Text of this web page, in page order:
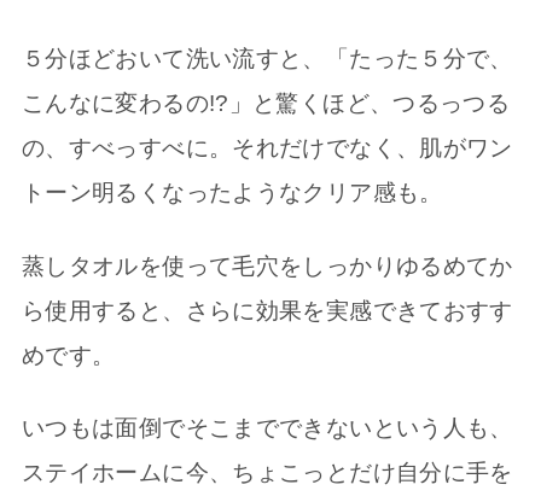
５分ほどおいて洗い流すと、「たった５分で、
こんなに変わるの!?」と驚くほど、つるっつる
の、すべっすべに。それだけでなく、肌がワン
トーン明るくなったようなクリア感も。
蒸しタオルを使って毛穴をしっかりゆるめてか
ら使用すると、さらに効果を実感できておすす
めです。
いつもは面倒でそこまでできないという人も、
ステイホームに今、ちょこっとだけ自分に手を